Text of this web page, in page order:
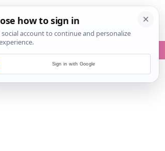
Sign in with Google